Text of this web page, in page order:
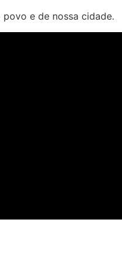
e de nossa cidade.